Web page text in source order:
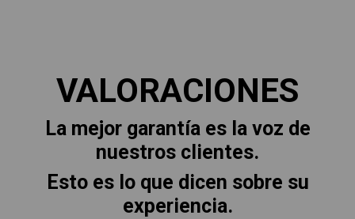
VALORACIONES
La mejor garantía es la voz de
nuestros clientes.
Esto es lo que dicen sobre su
experiencia.